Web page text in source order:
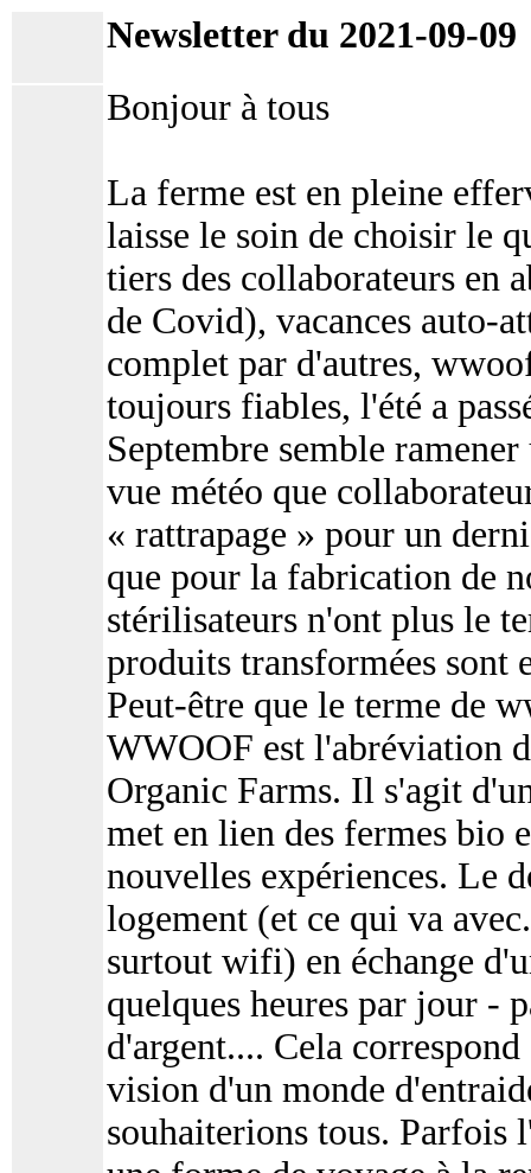
Newsletter du 2021-09-09
Bonjour à tous
La ferme est en pleine
laisse le soin de choisir le
tiers des collaborateurs en
de Covid), vacances auto-
complet par d'autres,
toujours fiables, l'été a
Septembre semble
vue météo que
« rattrapage » pour un
que pour la fabrication de
stérilisateurs n'ont plus le
produits transformées sont
Peut-être que le terme de
WWOOF est l'abréviation
Organic Farms. Il s'agit
met en lien des fermes bio
nouvelles expériences. Le
logement (et ce qui va
surtout wifi) en échange
quelques heures par jour -
d'argent.... Cela
vision d'un monde
souhaiterions tous. Parfois